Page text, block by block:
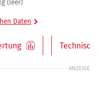
(leer)
Daten
ANZEIGE